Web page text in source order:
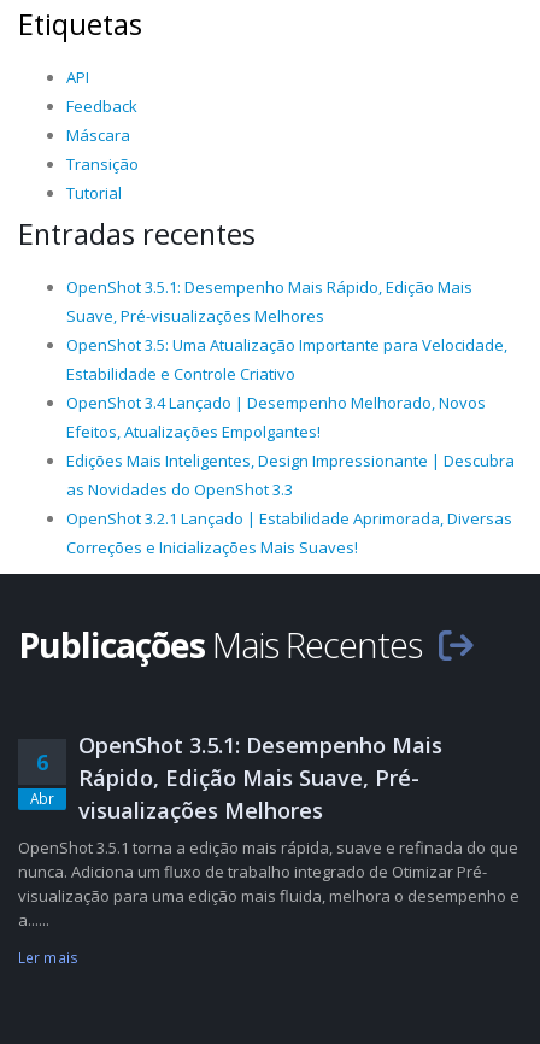
Etiquetas
API
Feedback
Máscara
Transição
Tutorial
Entradas recentes
OpenShot 3.5.1: Desempenho Mais Rápido, Edição Mais
Suave, Pré-visualizações Melhores
OpenShot 3.5: Uma Atualização Importante para Velocidade,
Estabilidade e Controle Criativo
OpenShot 3.4 Lançado | Desempenho Melhorado, Novos
Efeitos, Atualizações Empolgantes!
Edições Mais Inteligentes, Design Impressionante | Descubra
as Novidades do OpenShot 3.3
OpenShot 3.2.1 Lançado | Estabilidade Aprimorada, Diversas
Correções e Inicializações Mais Suaves!
Publicações Mais Recentes
6
Abr
OpenShot 3.5.1: Desempenho Mais
Rápido, Edição Mais Suave, Pré-
visualizações Melhores
OpenShot 3.5.1 torna a edição mais rápida, suave e refinada do que
nunca. Adiciona um fluxo de trabalho integrado de Otimizar Pré-
visualização para uma edição mais fluida, melhora o desempenho e
a......
Ler mais